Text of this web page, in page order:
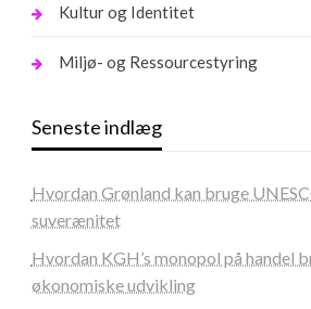
Kultur og Identitet
Miljø- og Ressourcestyring
Seneste indlæg
Hvordan Grønland kan bruge
suverænitet
Hvordan KGH’s monopol på handel
økonomiske udvikling